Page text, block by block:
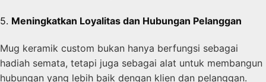
5. Meningkatkan Loyalitas dan Hubungan Pelanggan
Mug keramik custom bukan hanya berfungsi sebagai
hadiah semata, tetapi juga sebagai alat untuk membangun
hubungan yang lebih baik dengan klien dan pelanggan.